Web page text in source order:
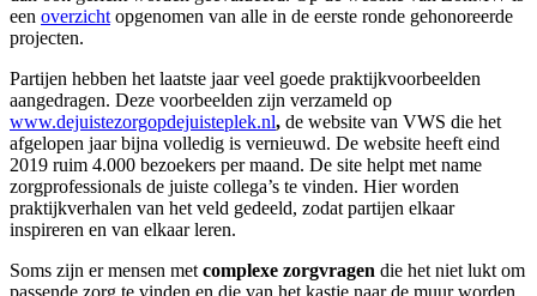
een overzicht opgenomen van alle in de eerste ronde gehonoreerde
projecten.
Partijen hebben het laatste jaar veel goede praktijkvoorbeelden
aangedragen. Deze voorbeelden zijn verzameld op
www.dejuistezorgopdejuisteplek.nl, de website van VWS die het
afgelopen jaar bijna volledig is vernieuwd. De website heeft eind
2019 ruim 4.000 bezoekers per maand. De site helpt met name
zorgprofessionals de juiste collega’s te vinden. Hier worden
praktijkverhalen van het veld gedeeld, zodat partijen elkaar
inspireren en van elkaar leren.
Soms zijn er mensen met complexe zorgvragen die het niet lukt om